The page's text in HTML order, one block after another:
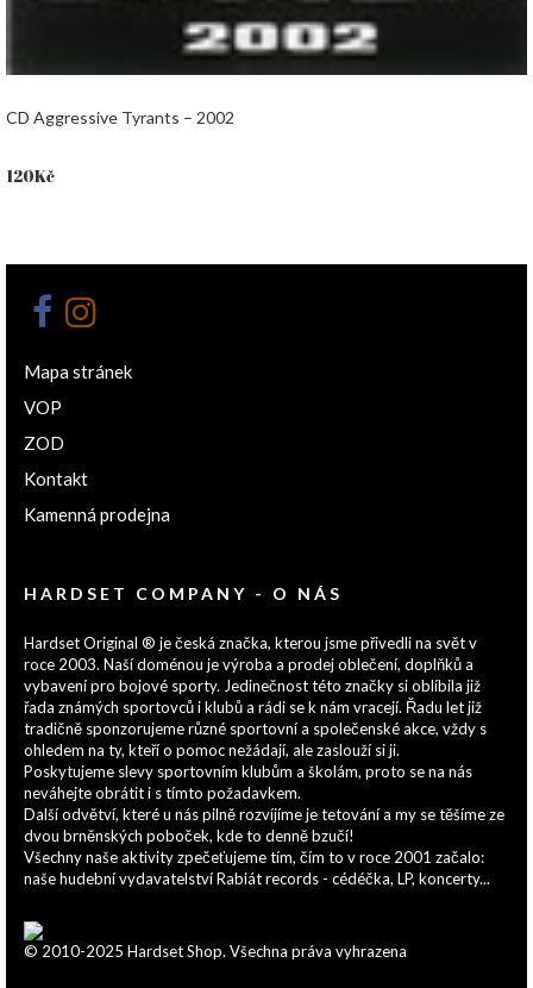
CD Aggressive Tyrants – 2002
120Kč
Mapa stránek
VOP
ZOD
Kontakt
Kamenná prodejna
HARDSET COMPANY - O NÁS
Hardset Original ® je česká značka, kterou jsme přivedli na svět v
roce 2003. Naší doménou je výroba a prodej oblečení, doplňků a
vybavení pro bojové sporty. Jedinečnost této značky si oblíbila již
řada známých sportovců i klubů a rádi se k nám vracejí. Řadu let již
tradičně sponzorujeme různé sportovní a společenské akce, vždy s
ohledem na ty, kteří o pomoc nežádají, ale zaslouží si ji.
Poskytujeme slevy sportovním klubům a školám, proto se na nás
neváhejte obrátit i s tímto požadavkem.
Další odvětví, které u nás pilně rozvíjíme je tetování a my se těšíme ze
dvou brněnských poboček, kde to denně bzučí!
Všechny naše aktivity zpečeťujeme tím, čím to v roce 2001 začalo:
naše hudební vydavatelství Rabiát records - cédéčka, LP, koncerty...
© 2010-2025 Hardset Shop. Všechna práva vyhrazena